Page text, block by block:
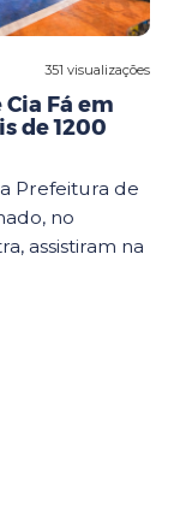
351 visualizações
Fá em
de 1200
Prefeitura de
no
assistiram na